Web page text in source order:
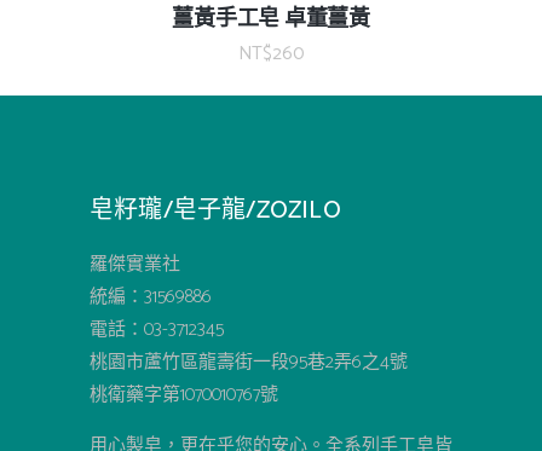
薑黃手工皂 卓董薑黃
NT$260
皂籽瓏/皂子龍/ZOZILO
羅傑實業社
統編：31569886
電話：03-3712345
桃園市蘆竹區龍壽街一段95巷2弄6之4號
桃衛藥字第1070010767號